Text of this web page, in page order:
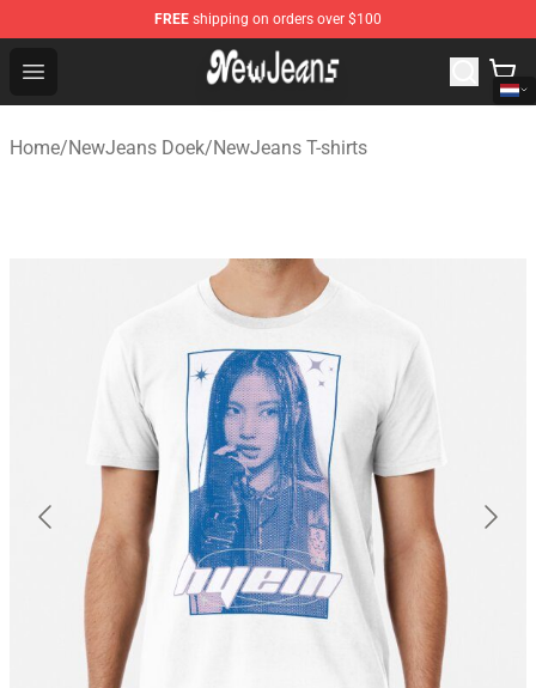
FREE shipping on orders over $100
Open menu
NewJeans Store - Official NewJeans Merchandise Shop
Home/NewJeans Doek/NewJeans T-shirts